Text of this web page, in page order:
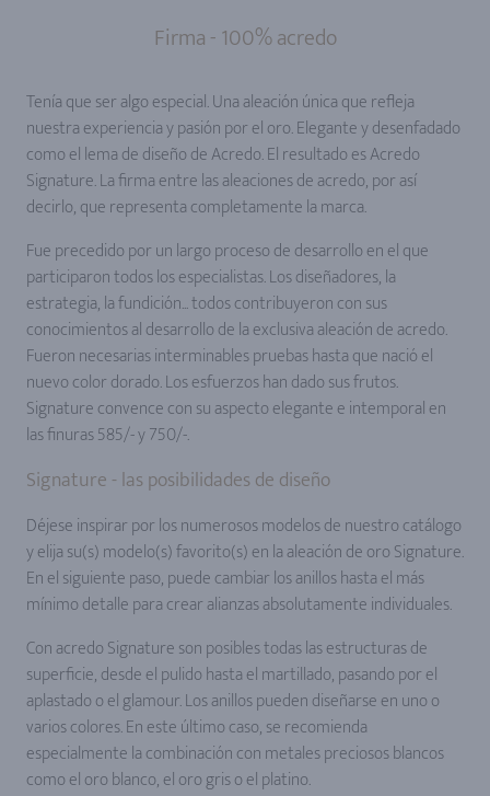
Firma - 100% acredo
Tenía que ser algo especial. Una aleación única que refleja
nuestra experiencia y pasión por el oro. Elegante y desenfadado
como el lema de diseño de Acredo. El resultado es Acredo
Signature. La firma entre las aleaciones de acredo, por así
decirlo, que representa completamente la marca.
Fue precedido por un largo proceso de desarrollo en el que
participaron todos los especialistas. Los diseñadores, la
estrategia, la fundición... todos contribuyeron con sus
conocimientos al desarrollo de la exclusiva aleación de acredo.
Fueron necesarias interminables pruebas hasta que nació el
nuevo color dorado. Los esfuerzos han dado sus frutos.
Signature convence con su aspecto elegante e intemporal en
las finuras 585/- y 750/-.
Signature - las posibilidades de diseño
Déjese inspirar por los numerosos modelos de nuestro catálogo
y elija su(s) modelo(s) favorito(s) en la aleación de oro Signature.
En el siguiente paso, puede cambiar los anillos hasta el más
mínimo detalle para crear alianzas absolutamente individuales.
Con acredo Signature son posibles todas las estructuras de
superficie, desde el pulido hasta el martillado, pasando por el
aplastado o el glamour. Los anillos pueden diseñarse en uno o
varios colores. En este último caso, se recomienda
especialmente la combinación con metales preciosos blancos
como el oro blanco, el oro gris o el platino.